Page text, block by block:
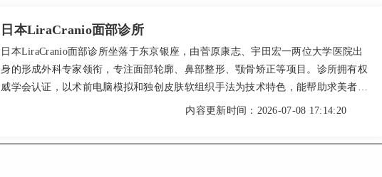
日本LiraCranio面部诊所
日本LiraCranio面部诊所坐落于东京银座，由菅原康志、宇田宏一两位大学医院出
身的形成外科专家领衔，专注面部轮廓、鼻部整形、颚骨矫正等项目。诊所拥有权
威学会认证，以术前电脑模拟和独创皮肤软组织手法为技术特色，能帮助求美者直
观预览术后效果，实现自然协调的面部平衡。两位院长经验丰富、沟通细致，口碑
内容更新时间：2026-07-08 17:14:20